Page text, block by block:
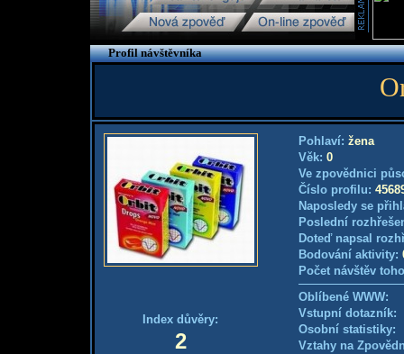
Profil návštěvníka
Index důvěry:
2
Pohlaví: žena
Věk: 0
Ve zpovědnici
Číslo profilu:
Naposledy se
Poslední
Doteď napsal
Bodování aktivity:
Počet návštěv
Oblíbené WWW:
Vstupní
Osobní
Vztahy na